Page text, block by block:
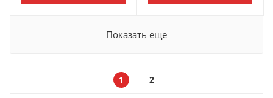
Показать еще
1 2